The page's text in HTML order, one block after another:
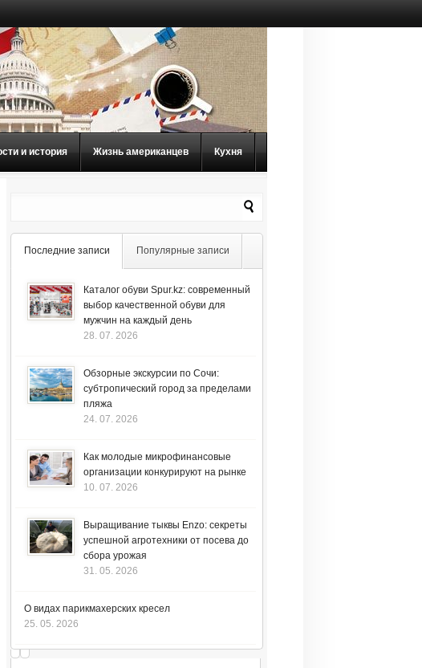
и история Жизнь американцев Кухня
Последние записи Популярные записи
Каталог обуви Spur.kz: современный
выбор качественной обуви для
мужчин на каждый день
28. 07. 2026
Обзорные экскурсии по Сочи:
субтропический город за пределами
пляжа
24. 07. 2026
Как молодые микрофинансовые
организации конкурируют на рынке
10. 07. 2026
Выращивание тыквы Enzo: секреты
успешной агротехники от посева до
сбора урожая
31. 05. 2026
О видах парикмахерских кресел
25. 05. 2026